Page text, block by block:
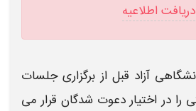
دریافت اطلاعیه
آزاد قبل از برگزاری جلسات
را در اختیار دعوت شدگان قرار می